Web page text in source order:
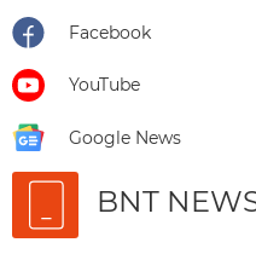
Facebook
YouTube
Google News
BNT